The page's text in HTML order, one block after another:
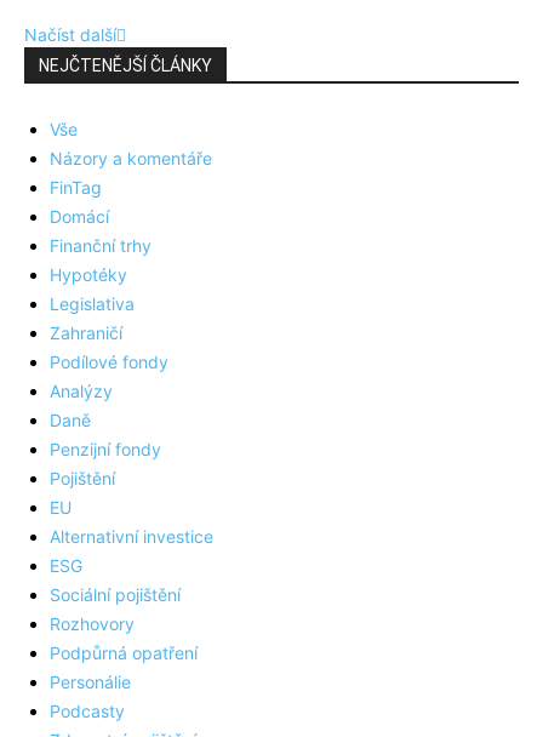
Načíst další
NEJČTENĚJŠÍ ČLÁNKY
Vše
Názory a komentáře
FinTag
Domácí
Finanční trhy
Hypotéky
Legislativa
Zahraničí
Podílové fondy
Analýzy
Daně
Penzijní fondy
Pojištění
EU
Alternativní investice
ESG
Sociální pojištění
Rozhovory
Podpůrná opatření
Personálie
Podcasty